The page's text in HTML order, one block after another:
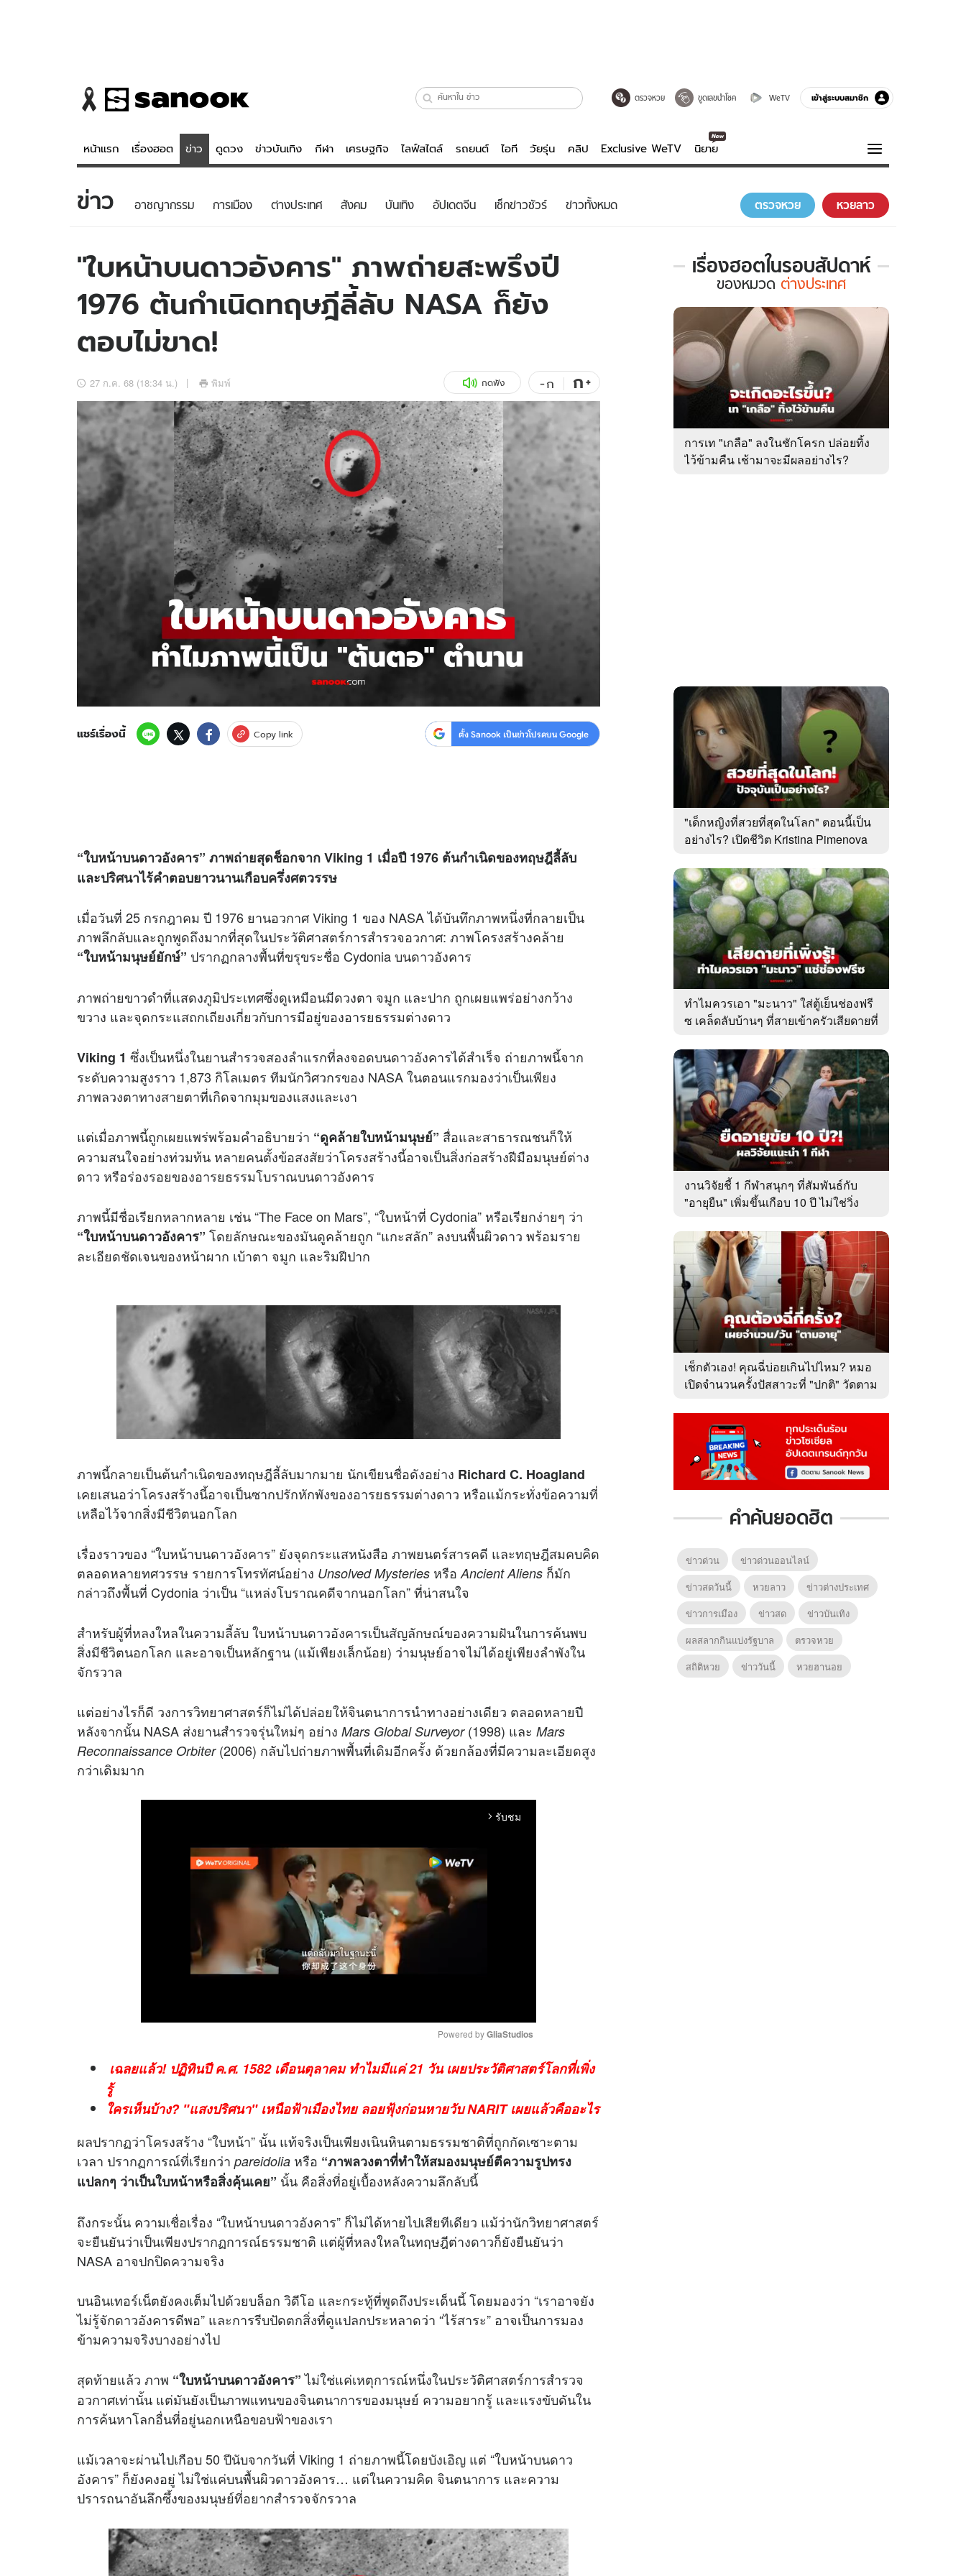
ตรวจหวย ขูดเลขนำโชค WeTV เข้าสู่ระบบสมาชิก
หน้าแรก เรื่องฮอต ข่าว ดูดวง ข่าวบันเทิง กีฬา เศรษฐกิจ ไลฟ์สไตล์ รถยนต์ ไอที วัยรุ่น คลิป Exclusive WeTV นิยาย
ข่าว
ข่าวบันเทิง
ข่าวกีฬา
ข่าวเศรษฐกิจ
อัปเดตจีน
ดูดวง - ตรวจหวย
สถิติหวยไทย
หวยลาว
ไลฟ์สไตล์
วัยรุ่น
ไอที
รถยนต์
เที่ยว-กิน
Tasteful Thailand
Sanook Choice
บันเทิงครบรส
WeTV
Exclusive WeTV
ความรู้รอบตัว
ฮาวทู
ดาวน์โหลดสนุกแอปฟรี ติดตามสนุกโซเชียลได้ที่
สงวนลิขสิทธิ์ © บริษัท อิมเมจ ฟิวเจอร์ (ประเทศไทย) จำกัด
ข่าว อาชญากรรม การเมือง ต่างประเทศ สังคม บันเทิง อัปเดตจีน เช็กข่าวชัวร์ ข่าวทั้งหมด ตรวจหวย หวยลาว
"ใบหน้าบนดาวอังคาร" ภาพถ่ายสะพรึงปี
1976 ต้นกำเนิดทฤษฎีลี้ลับ NASA ก็ยัง
ตอบไม่ขาด!
27 ก.ค. 68 (18:34 น.) พิมพ์ กดฟัง -ก ก+
แชร์เรื่องนี้ Copy link ตั้ง Sanook เป็นข่าวโปรดบน Google
“ใบหน้าบนดาวอังคาร” ภาพถ่ายสุดช็อกจาก Viking 1 เมื่อปี 1976 ต้นกำเนิดของทฤษฎีลี้ลับ
และปริศนาไร้คำตอบยาวนานเกือบครึ่งศตวรรษ
เมื่อวันที่ 25 กรกฎาคม ปี 1976 ยานอวกาศ Viking 1 ของ NASA ได้บันทึกภาพหนึ่งที่กลายเป็น
ภาพลึกลับและถูกพูดถึงมากที่สุดในประวัติศาสตร์การสำรวจอวกาศ: ภาพโครงสร้างคล้าย
“ใบหน้ามนุษย์ยักษ์” ปรากฏกลางพื้นที่ขรุขระชื่อ Cydonia บนดาวอังคาร
ภาพถ่ายขาวดำที่แสดงภูมิประเทศซึ่งดูเหมือนมีดวงตา จมูก และปาก ถูกเผยแพร่อย่างกว้าง
ขวาง และจุดกระแสถกเถียงเกี่ยวกับการมีอยู่ของอารยธรรมต่างดาว
Viking 1 ซึ่งเป็นหนึ่งในยานสำรวจสองลำแรกที่ลงจอดบนดาวอังคารได้สำเร็จ ถ่ายภาพนี้จาก
ระดับความสูงราว 1,873 กิโลเมตร ทีมนักวิศวกรของ NASA ในตอนแรกมองว่าเป็นเพียง
ภาพลวงตาทางสายตาที่เกิดจากมุมของแสงและเงา
แต่เมื่อภาพนี้ถูกเผยแพร่พร้อมคำอธิบายว่า “ดูคล้ายใบหน้ามนุษย์” สื่อและสาธารณชนก็ให้
ความสนใจอย่างท่วมท้น หลายคนตั้งข้อสงสัยว่าโครงสร้างนี้อาจเป็นสิ่งก่อสร้างฝีมือมนุษย์ต่าง
ดาว หรือร่องรอยของอารยธรรมโบราณบนดาวอังคาร
ภาพนี้มีชื่อเรียกหลากหลาย เช่น “The Face on Mars”, “ใบหน้าที่ Cydonia” หรือเรียกง่ายๆ ว่า
“ใบหน้าบนดาวอังคาร” โดยลักษณะของมันดูคล้ายถูก “แกะสลัก” ลงบนพื้นผิวดาว พร้อมราย
ละเอียดชัดเจนของหน้าผาก เบ้าตา จมูก และริมฝีปาก
ภาพนี้กลายเป็นต้นกำเนิดของทฤษฎีลี้ลับมากมาย นักเขียนชื่อดังอย่าง Richard C. Hoagland
เคยเสนอว่าโครงสร้างนี้อาจเป็นซากปรักหักพังของอารยธรรมต่างดาว หรือแม้กระทั่งข้อความที่
เหลือไว้จากสิ่งมีชีวิตนอกโลก
เรื่องราวของ “ใบหน้าบนดาวอังคาร” ยังจุดกระแสหนังสือ ภาพยนตร์สารคดี และทฤษฎีสมคบคิด
ตลอดหลายทศวรรษ รายการโทรทัศน์อย่าง Unsolved Mysteries หรือ Ancient Aliens ก็มัก
กล่าวถึงพื้นที่ Cydonia ว่าเป็น “แหล่งโบราณคดีจากนอกโลก” ที่น่าสนใจ
สำหรับผู้ที่หลงใหลในความลี้ลับ ใบหน้าบนดาวอังคารเป็นสัญลักษณ์ของความฝันในการค้นพบ
สิ่งมีชีวิตนอกโลก และอาจเป็นหลักฐาน (แม้เพียงเล็กน้อย) ว่ามนุษย์อาจไม่ได้อยู่เพียงลำพังใน
จักรวาล
แต่อย่างไรก็ดี วงการวิทยาศาสตร์ก็ไม่ได้ปล่อยให้จินตนาการนำทางอย่างเดียว ตลอดหลายปี
หลังจากนั้น NASA ส่งยานสำรวจรุ่นใหม่ๆ อย่าง Mars Global Surveyor(1998) และ Mars
Reconnaissance Orbiter(2006) กลับไปถ่ายภาพพื้นที่เดิมอีกครั้ง ด้วยกล้องที่มีความละเอียดสูง
กว่าเดิมมาก
arrow_forward_ios รับชม
M
t
Powered by GliaStudios
เฉลยแล้ว! ปฏิทินปี ค.ศ. 1582 เดือนตุลาคม ทำไมมีแค่ 21 วัน เผยประวัติศาสตร์โลกที่เพิ่ง
รู้
ใครเห็นบ้าง? "แสงปริศนา" เหนือฟ้าเมืองไทย ลอยฟุ้งก่อนหายวับ NARIT เผยแล้วคืออะไร
ผลปรากฏว่าโครงสร้าง “ใบหน้า” นั้น แท้จริงเป็นเพียงเนินหินตามธรรมชาติที่ถูกกัดเซาะตาม
เวลา ปรากฏการณ์ที่เรียกว่า pareidolia หรือ “ภาพลวงตาที่ทำให้สมองมนุษย์ตีความรูปทรง
แปลกๆ ว่าเป็นใบหน้าหรือสิ่งคุ้นเคย” นั้น คือสิ่งที่อยู่เบื้องหลังความลึกลับนี้
ถึงกระนั้น ความเชื่อเรื่อง “ใบหน้าบนดาวอังคาร” ก็ไม่ได้หายไปเสียทีเดียว แม้ว่านักวิทยาศาสตร์
จะยืนยันว่าเป็นเพียงปรากฏการณ์ธรรมชาติ แต่ผู้ที่หลงใหลในทฤษฎีต่างดาวก็ยังยืนยันว่า
NASA อาจปกปิดความจริง
บนอินเทอร์เน็ตยังคงเต็มไปด้วยบล็อก วิดีโอ และกระทู้ที่พูดถึงประเด็นนี้ โดยมองว่า “เราอาจยัง
ไม่รู้จักดาวอังคารดีพอ” และการรีบปัดตกสิ่งที่ดูแปลกประหลาดว่า “ไร้สาระ” อาจเป็นการมอง
ข้ามความจริงบางอย่างไป
สุดท้ายแล้ว ภาพ “ใบหน้าบนดาวอังคาร”ไม่ใช่แค่เหตุการณ์หนึ่งในประวัติศาสตร์การสำรวจ
อวกาศเท่านั้น แต่มันยังเป็นภาพแทนของจินตนาการของมนุษย์ ความอยากรู้ และแรงขับดันใน
การค้นหาโลกอื่นที่อยู่นอกเหนือขอบฟ้าของเรา
แม้เวลาจะผ่านไปเกือบ 50 ปีนับจากวันที่ Viking 1 ถ่ายภาพนี้โดยบังเอิญ แต่ “ใบหน้าบนดาว
อังคาร” ก็ยังคงอยู่ ไม่ใช่แค่บนพื้นผิวดาวอังคาร… แต่ในความคิด จินตนาการ และความ
ปรารถนาอันลึกซึ้งของมนุษย์ที่อยากสำรวจจักรวาล
เรื่องฮอตในรอบสัปดาห์
เรื่อง
ใน
รอบ
สัปดาห์
ของ
ต่าง
ประเทศ
ของหมวด ต่างประเทศ
การเท "เกลือ" ลงในชักโครก ปล่อยทิ้ง
ไว้ข้ามคืน เช้ามาจะมีผลอย่างไร?
"เด็กหญิงที่สวยที่สุดในโลก" ตอนนี้เป็น
อย่างไร? เปิดชีวิต Kristina Pimenova
ทำไมควรเอา "มะนาว" ใส่ตู้เย็นช่องฟรี
ซ เคล็ดลับบ้านๆ ที่สายเข้าครัวเสียดายที่
งานวิจัยชี้ 1 กีฬาสนุกๆ ที่สัมพันธ์กับ
"อายุยืน" เพิ่มขึ้นเกือบ 10 ปี ไม่ใช่วิ่ง
เช็กตัวเอง! คุณฉี่บ่อยเกินไปไหม? หมอ
เปิดจำนวนครั้งปัสสาวะที่ "ปกติ" วัดตาม
คำค้นยอดฮิต
ข่าวด่วน
ข่าวด่วนออนไลน์
ข่าวสดวันนี้
หวยลาว
ข่าวต่างประเทศ
ข่าวการเมือง
ข่าวสด
ข่าวบันเทิง
ผลสลากกินแบ่งรัฐบาล
ตรวจหวย
สถิติหวย
ข่าววันนี้ หวยฮานอย